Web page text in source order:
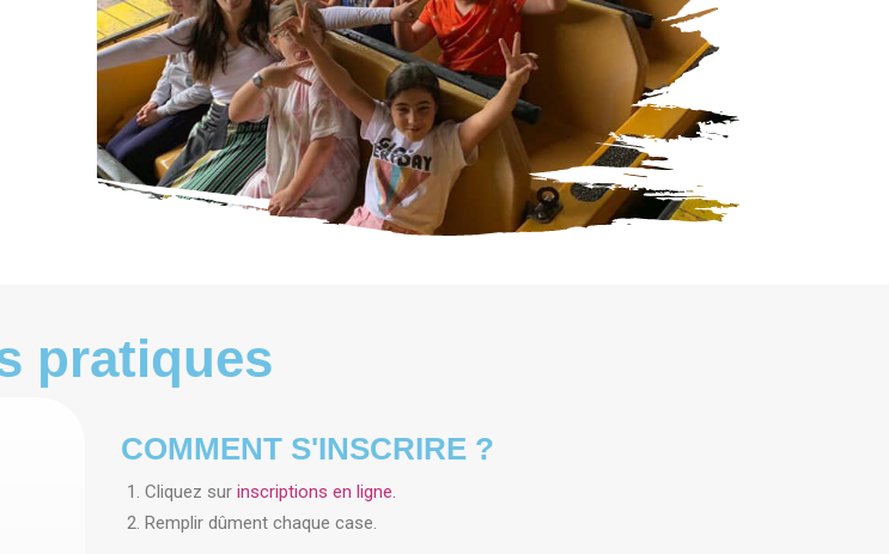
pratiques
COMMENT S'INSCRIRE ?
Cliquez sur inscriptions en ligne.
Remplir dûment chaque case.